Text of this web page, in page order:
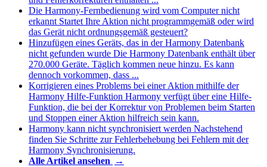
Die Harmony-Fernbedienung wird vom Computer nicht
erkannt Startet Ihre Aktion nicht programmgemäß oder wird
das Gerät nicht ordnungsgemäß gesteuert?
Hinzufügen eines Geräts, das in der Harmony Datenbank
nicht gefunden wurde Die Harmony Datenbank enthält über
270.000 Geräte. Täglich kommen neue hinzu. Es kann
dennoch vorkommen, dass ...
Korrigieren eines Problems bei einer Aktion mithilfe der
Harmony Hilfe-Funktion Harmony verfügt über eine Hilfe-
Funktion, die bei der Korrektur von Problemen beim Starten
und Stoppen einer Aktion hilfreich sein kann.
Harmony kann nicht synchronisiert werden Nachstehend
finden Sie Schritte zur Fehlerbehebung bei Fehlern mit der
Harmony Synchronisierung.
Alle Artikel ansehen
→